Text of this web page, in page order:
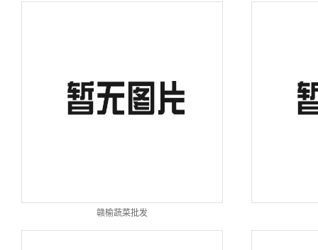
赣榆蔬菜批发